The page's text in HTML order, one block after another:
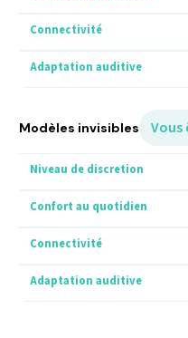
Modèles invisibles Vous